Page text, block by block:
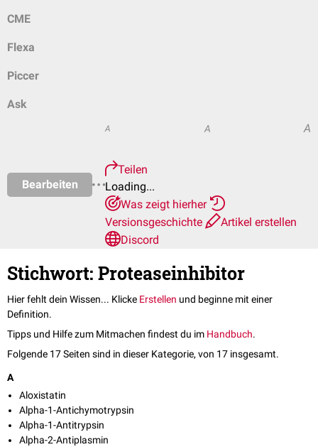
CME
Flexa
Piccer
Ask
Bearbeiten
A A A
Teilen
Loading...
Was zeigt hierher
Versionsgeschichte
Artikel erstellen
Discord
Stichwort: Proteaseinhibitor
Hier fehlt dein Wissen... Klicke Erstellen und beginne mit einer
Definition.
Tipps und Hilfe zum Mitmachen findest du im Handbuch.
Folgende 17 Seiten sind in dieser Kategorie, von 17 insgesamt.
A
Aloxistatin
Alpha-1-Antichymotrypsin
Alpha-1-Antitrypsin
Alpha-2-Antiplasmin